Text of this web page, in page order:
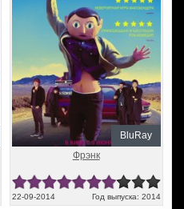
BluRay
Фрэнк
22-09-2014 Год выпуска: 2014